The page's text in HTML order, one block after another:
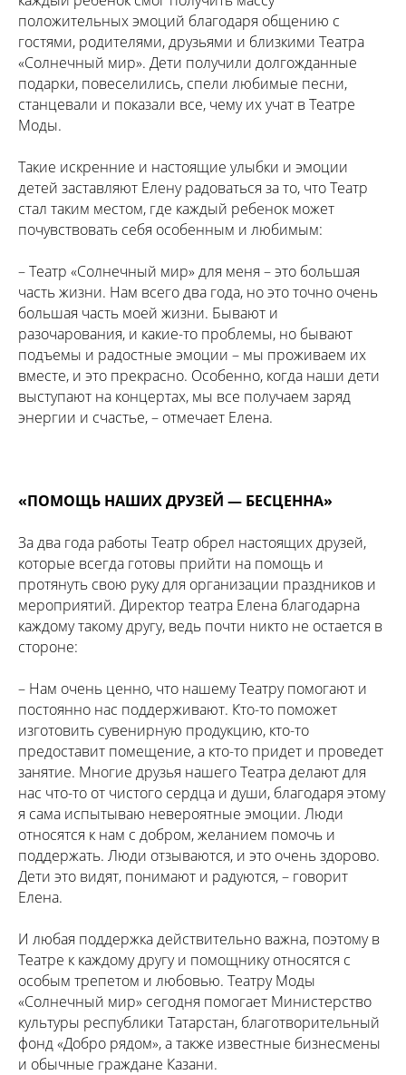
положительных эмоций благодаря общению с
гостями, родителями, друзьями и близкими Театра
«Солнечный мир». Дети получили долгожданные
подарки, повеселились, спели любимые песни,
станцевали и показали все, чему их учат в Театре
Моды.
Такие искренние и настоящие улыбки и эмоции
детей заставляют Елену радоваться за то, что Театр
стал таким местом, где каждый ребенок может
почувствовать себя особенным и любимым:
– Театр «Солнечный мир» для меня – это большая
часть жизни. Нам всего два года, но это точно очень
большая часть моей жизни. Бывают и
разочарования, и какие-то проблемы, но бывают
подъемы и радостные эмоции – мы проживаем их
вместе, и это прекрасно. Особенно, когда наши дети
выступают на концертах, мы все получаем заряд
энергии и счастье, – отмечает Елена.
«ПОМОЩЬ НАШИХ ДРУЗЕЙ — БЕСЦЕННА»
За два года работы Театр обрел настоящих друзей,
которые всегда готовы прийти на помощь и
протянуть свою руку для организации праздников и
мероприятий. Директор театра Елена благодарна
каждому такому другу, ведь почти никто не остается в
стороне:
– Нам очень ценно, что нашему Театру помогают и
постоянно нас поддерживают. Кто-то поможет
изготовить сувенирную продукцию, кто-то
предоставит помещение, а кто-то придет и проведет
занятие. Многие друзья нашего Театра делают для
нас что-то от чистого сердца и души, благодаря этому
я сама испытываю невероятные эмоции. Люди
относятся к нам с добром, желанием помочь и
поддержать. Люди отзываются, и это очень здорово.
Дети это видят, понимают и радуются, – говорит
Елена.
И любая поддержка действительно важна, поэтому в
Театре к каждому другу и помощнику относятся с
особым трепетом и любовью. Театру Моды
«Солнечный мир» сегодня помогает Министерство
культуры республики Татарстан, благотворительный
фонд «Добро рядом», а также известные бизнесмены
и обычные граждане Казани.